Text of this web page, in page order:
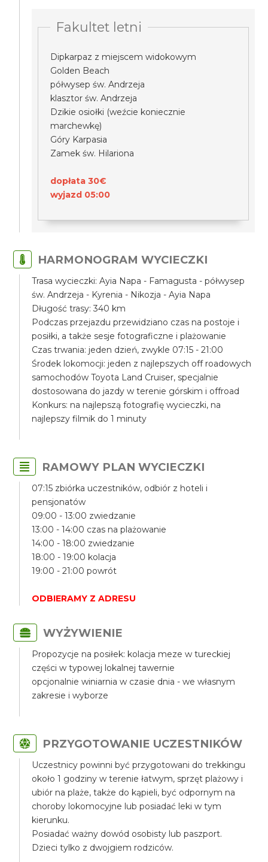
Fakultet letni
Dipkarpaz z miejscem widokowym
Golden Beach
półwysep św. Andrzeja
klasztor św. Andrzeja
Dzikie osiołki (weźcie koniecznie
marchewkę)
Góry Karpasia
Zamek św. Hilariona
dopłata 30€
wyjazd 05:00
HARMONOGRAM WYCIECZKI
Trasa wycieczki: Ayia Napa - Famagusta - półwysep
św. Andrzeja - Kyrenia - Nikozja - Ayia Napa
Długość trasy: 340 km
Podczas przejazdu przewidziano czas na postoje i
posiłki, a także sesje fotograficzne i plażowanie
Czas trwania: jeden dzień, zwykle 07:15 - 21:00
Środek lokomocji: jeden z najlepszych off roadowych
samochodów Toyota Land Cruiser, specjalnie
dostosowana do jazdy w terenie górskim i offroad
Konkurs: na najlepszą fotografię wycieczki, na
najlepszy filmik do 1 minuty
RAMOWY PLAN WYCIECZKI
07:15 zbiórka uczestników, odbiór z hoteli i
pensjonatów
09:00 - 13:00 zwiedzanie
13:00 - 14:00 czas na plażowanie
14:00 - 18:00 zwiedzanie
18:00 - 19:00 kolacja
19:00 - 21:00 powrót
ODBIERAMY Z ADRESU
WYŻYWIENIE
Propozycje na posiłek: kolacja meze w tureckiej
części w typowej lokalnej tawernie
opcjonalnie winiarnia w czasie dnia - we własnym
zakresie i wyborze
PRZYGOTOWANIE UCZESTNIKÓW
Uczestnicy powinni być przygotowani do trekkingu
około 1 godziny w terenie łatwym, sprzęt plażowy i
ubiór na plaże, także do kąpieli, być odpornym na
choroby lokomocyjne lub posiadać leki w tym
kierunku.
Posiadać ważny dowód osobisty lub paszport.
Dzieci tylko z dwojgiem rodziców.